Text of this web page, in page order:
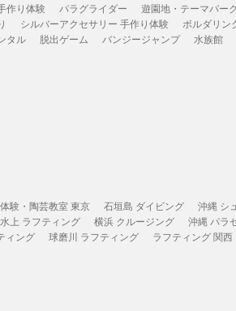
作り体験
パラグライダー 遊園地・テーマパーク
シルバーアクセサリー 手作り体験 ボルダリン
タル
脱出ゲーム バンジージャンプ 水族館
験・陶芸教室 東京 石垣島 ダイビング
沖縄 シ
水上 ラフティング 横浜 クルージング
沖縄 パラ
ィング 球磨川 ラフティング ラフティング 関西